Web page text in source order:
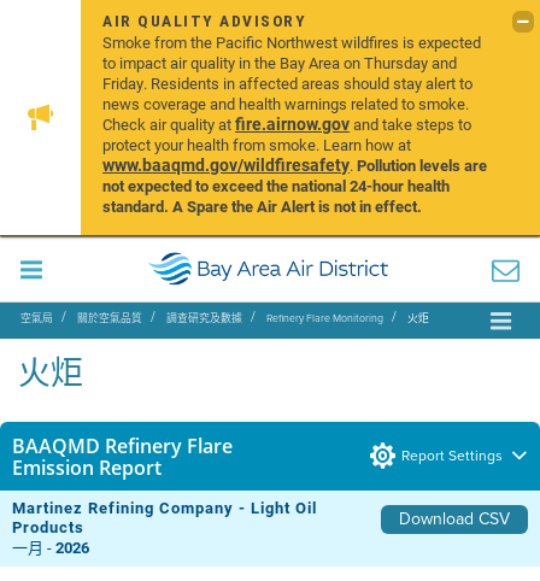
AIR QUALITY ADVISORY
Smoke from the Pacific Northwest wildfires is expected
to impact air quality in the Bay Area on Thursday and
Friday. Residents in affected areas should stay alert to
news coverage and health warnings related to smoke.
Check air quality atfire.airnow.govand take steps to
protect your health from smoke. Learn how at
www.baaqmd.gov/wildfiresafety.Pollution levels are
not expected to exceed the national 24-hour health
standard. A Spare the Air Alert is not in effect.
空氣局 關於空氣品質 調查研究及數據 Refinery Flare Monitoring 火炬
火炬
BAAQMD Refinery Flare
Emission Report
Report Settings
Martinez Refining Company - Light Oil
Products
Download CSV
一月 -2026